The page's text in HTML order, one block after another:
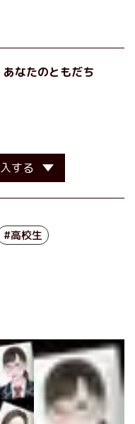
なたのともだち
する
#高校生